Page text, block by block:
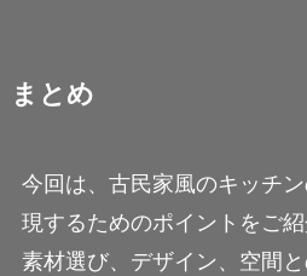
まとめ
今回は、古民家風のキッチ
現するためのポイントをご紹
素材選び、デザイン、空間